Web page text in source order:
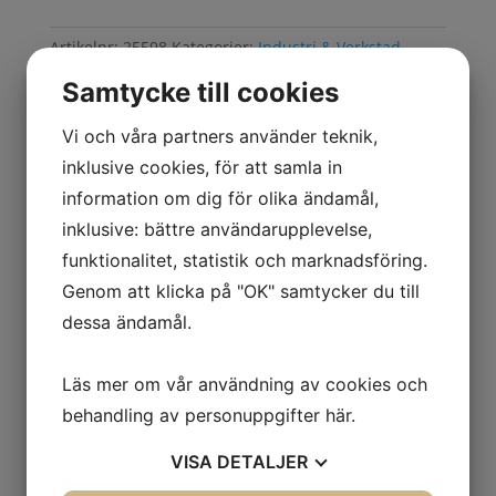
mängd
Artikelnr:25598 Kategorier:Industri & Verkstad,
Beskrivning
Mer information
● BxD 800x400 mm
● Färg grå
Relaterade produkter
Samtycke till cookies
Vi och våra partners använder teknik,
inklusive cookies, för att samla in
information om dig för olika ändamål,
inklusive: bättre användarupplevelse,
funktionalitet, statistik och marknadsföring.
Genom att klicka på "OK" samtycker du till
dessa ändamål.
Läs mer om vår användning av cookies och
behandling av personuppgifter här.
VISA DETALJER